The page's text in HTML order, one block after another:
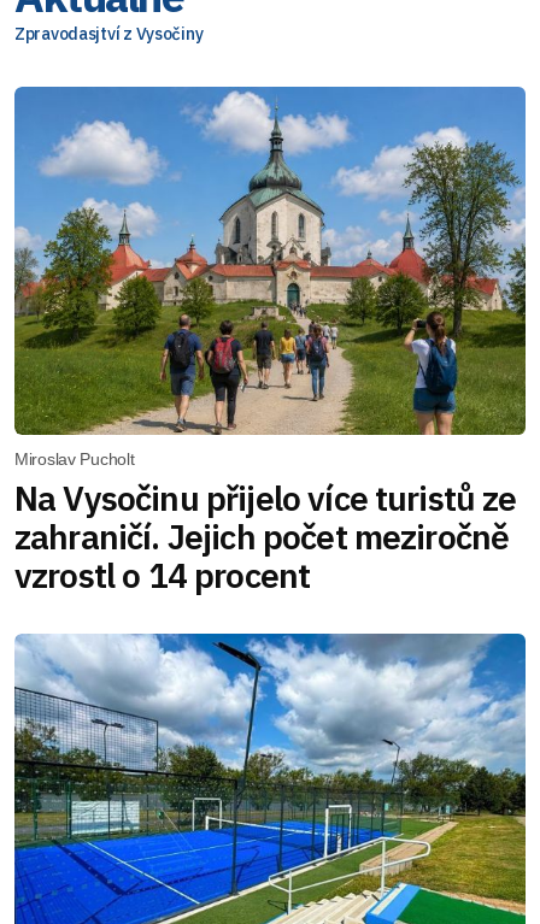
Zpravodasjtví z Vysočiny
Miroslav Pucholt
Na Vysočinu přijelo více turistů ze
zahraničí. Jejich počet meziročně
vzrostl o 14 procent